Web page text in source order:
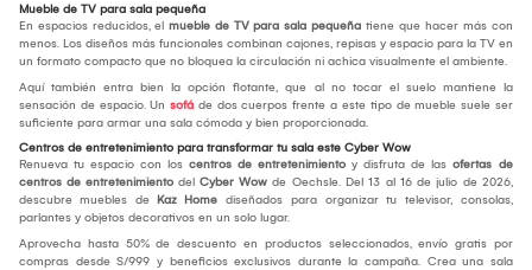
Mueble de TV para sala pequeña
En espacios reducidos, el mueble de TV para sala pequeña tiene que hacer más con
menos. Los diseños más funcionales combinan cajones, repisas y espacio para la TV en
un formato compacto que no bloquea la circulación ni achica visualmente el ambiente.
Aquí también entra bien la opción flotante, que al no tocar el suelo mantiene la
sensación de espacio. Un sofá de dos cuerpos frente a este tipo de mueble suele ser
suficiente para armar una sala cómoda y bien proporcionada.
Centros de entretenimiento para transformar tu sala este Cyber Wow
Renueva tu espacio con los centros de entretenimiento y disfruta de las ofertas de
centros de entretenimiento del Cyber Wow de Oechsle. Del 13 al 16 de julio de 2026,
descubre muebles de Kaz Home diseñados para organizar tu televisor, consolas,
parlantes y objetos decorativos en un solo lugar.
Aprovecha hasta 50% de descuento en productos seleccionados, envío gratis por
compras desde S/999 y beneficios exclusivos durante la campaña. Crea una sala